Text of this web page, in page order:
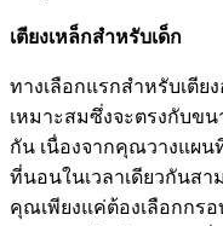
เตียงเหล็กสำหรับเด็ก
ทางเลือกแรกสำหรับเตีย
เหมาะสมซึ่งจะตรงกับข
กัน เนื่องจากคุณวางแผน
ที่นอนในเวลาเดียวกันสา
คุณเพียงแค่ต้องเลือกกร